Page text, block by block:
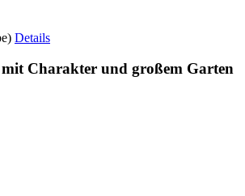
Details
Charakter und großem Garten